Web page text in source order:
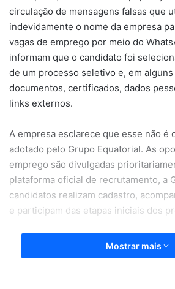
circulação de mensagens falsas que
indevidamente o nome da empresa
vagas de emprego por meio do
informam que o candidato foi
de um processo seletivo e, em
documentos, certificados, dados
links externos.
A empresa esclarece que esse não é
adotado pelo Grupo Equatorial. As
emprego são divulgadas
plataforma oficial de recrutamento, a
candidatos realizam cadastro,
e participam das etapas iniciais dos
A gerente de gente e gestão do
Amapá, Bruna Milhomem, reforça
Mostrar mais